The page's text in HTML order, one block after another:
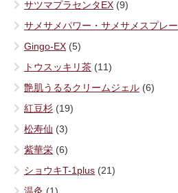
サツマプラセンタEX (9)
サメサメパワー・サメサメスプレー
Gingo-EX (5)
トウスッキリ茶 (11)
艶肌うるるクリームジェル (6)
紅豆杉 (19)
松寿仙 (3)
紫華栄 (6)
ショウキT-1plus (21)